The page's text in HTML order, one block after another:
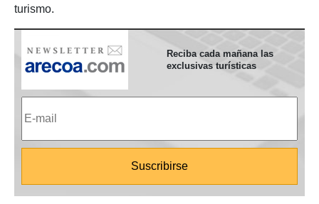
turismo.
Reciba cada mañana las
exclusivas turísticas